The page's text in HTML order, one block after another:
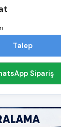
Talep
Sipariş